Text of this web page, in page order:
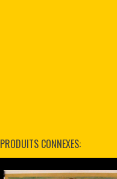
PRODUITS CONNEXES: